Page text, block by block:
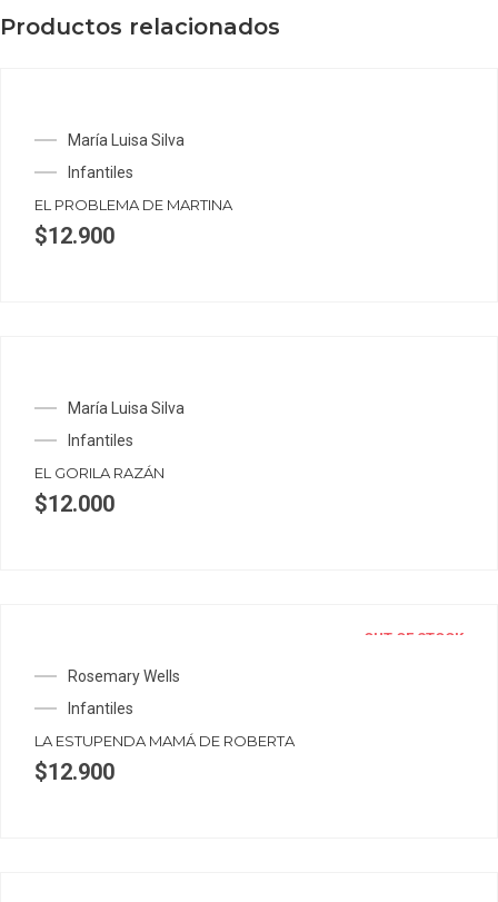
Productos relacionados
María Luisa Silva
Infantiles
EL PROBLEMA DE MARTINA
$12.900
María Luisa Silva
Infantiles
EL GORILA RAZÁN
$12.000
OUT OF STOCK
Rosemary Wells
Infantiles
LA ESTUPENDA MAMÁ DE ROBERTA
$12.900